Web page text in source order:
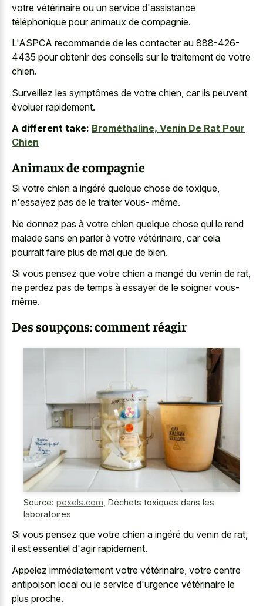
votre vétérinaire ou un service d'assistance
téléphonique pour animaux de compagnie.
L'ASPCA recommande de les contacter au 888-426-
4435 pour obtenir des conseils sur le traitement de votre
chien.
Surveillez les symptômes de votre chien, car ils peuvent
évoluer rapidement.
A different take: Brométhaline, Venin De Rat Pour
Chien
Animaux de compagnie
Si votre chien a ingéré quelque chose de toxique,
n'essayez pas de le traiter vous- même.
Ne donnez pas à votre chien quelque chose qui le rend
malade sans en parler à votre vétérinaire, car cela
pourrait faire plus de mal que de bien.
Si vous pensez que votre chien a mangé du venin de rat,
ne perdez pas de temps à essayer de le soigner vous-
même.
Des soupçons: comment réagir
Source: pexels.com Déchets toxiques dans les
laboratoires
Si vous pensez que votre chien a ingéré du venin de rat,
il est essentiel d'agir rapidement.
Appelez immédiatement votre vétérinaire, votre centre
antipoison local ou le service d'urgence vétérinaire le
plus proche.